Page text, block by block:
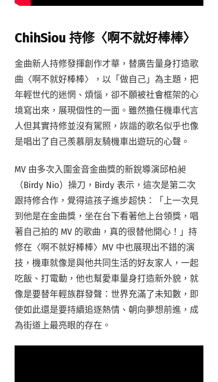
ChihSiou 持修〈啊不就好棒棒〉
金曲新人持修發揮創作才華，替廣告量身打造歌
曲〈啊不就好棒棒〉，以「做自己」為主題，把
年輕世代的迷惘、煩惱，卻不願被社會框架的心
境寫出來，展現個性的一面。雖然擔任機車代言
人但其實持修並沒有駕照，詼諧的歌名似乎也像
是唱出了自己羨慕朋友騎機車出遊玩的心聲。
MV 由多次入圍金音金曲獎的新銳導演邱柏昶
（Birdy Nio）操刀，Birdy 表示，這次是第二次
跟持修合作，覺得這孩子進步超快：「上一次見
到他是在金曲獎，坐在台下看著他上台領獎，唱
著自己拍的 MV 的歌曲，真的很替他開心！」持
修在〈啊不就好棒棒〉MV 中也展現出不錯的演
技，機車就像是與他共同生活的好友家人，一起
吃飯、打電動，他也幫愛車量身打造新外貌，就
像是要替年輕族群發聲：世界充滿了未知數，即
使如此還是要持續追逐熱情、朝向夢想前進，成
為街道上最亮眼的存在。